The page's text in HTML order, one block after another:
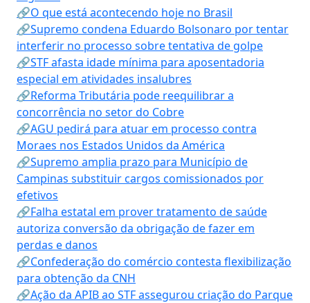
🔗O que está acontecendo hoje no Brasil
🔗Supremo condena Eduardo Bolsonaro por tentar
interferir no processo sobre tentativa de golpe
🔗STF afasta idade mínima para aposentadoria
especial em atividades insalubres
🔗Reforma Tributária pode reequilibrar a
concorrência no setor do Cobre
🔗AGU pedirá para atuar em processo contra
Moraes nos Estados Unidos da América
🔗Supremo amplia prazo para Município de
Campinas substituir cargos comissionados por
efetivos
🔗Falha estatal em prover tratamento de saúde
autoriza conversão da obrigação de fazer em
perdas e danos
🔗Confederação do comércio contesta flexibilização
para obtenção da CNH
🔗Ação da APIB ao STF assegurou criação do Parque